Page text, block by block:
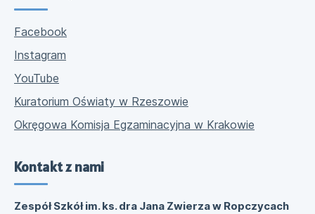
Facebook
Instagram
YouTube
Kuratorium Oświaty w Rzeszowie
Okręgowa Komisja Egzaminacyjna w Krakowie
Kontakt z nami
Zespół Szkół im. ks. dra Jana Zwierza w Ropczycach